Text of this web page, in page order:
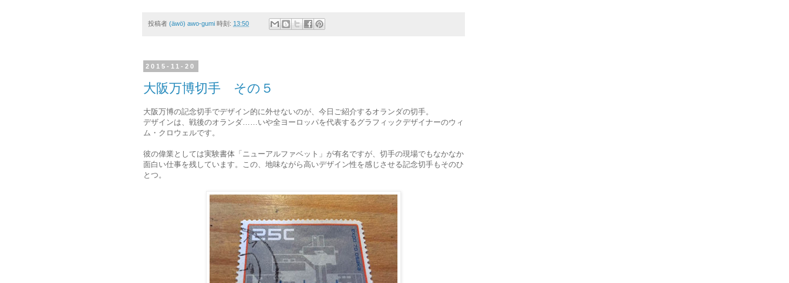
投稿者 (äwö) awo-gumi 時刻: 13:50
2015-11-20
大阪万博切手 その５
大阪万博の記念切手でデザイン的に外せないのが、今日ご紹介するオランダの切手。
デザインは、戦後のオランダ……いや全ヨーロッパを代表するグラフィックデザイナーのウィ
ム・クロウェルです。
彼の偉業としては実験書体「ニューアルファベット」が有名ですが、切手の現場でもなかなか
面白い仕事を残しています。この、地味ながら高いデザイン性を感じさせる記念切手もそのひ
とつ。